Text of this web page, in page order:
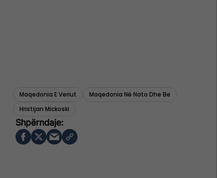
Maqedonia E Veriut
Maqedonia Në Nato Dhe Be
Hristijan Mickoski